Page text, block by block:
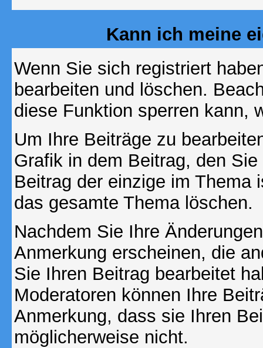
Kann ich meine
Wenn Sie sich registriert
bearbeiten und löschen.
diese Funktion sperren kann,
Um Ihre Beiträge zu
Grafik in dem Beitrag, den
Beitrag der einzige im Thema
das gesamte Thema löschen.
Nachdem Sie Ihre
Anmerkung erscheinen, die
Sie Ihren Beitrag bearbeitet
Moderatoren können Ihre
Anmerkung, dass sie Ihren
möglicherweise nicht.